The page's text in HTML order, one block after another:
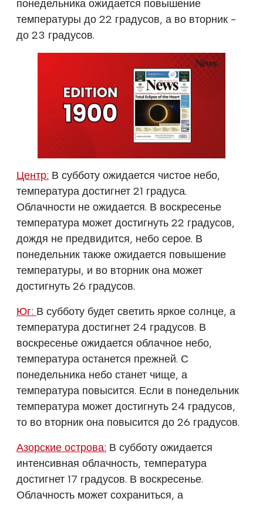
понедельника ожидается повышение
температуры до 22 градусов, а во вторник -
до 23 градусов.
Центр: В субботу ожидается чистое небо,
температура достигнет 21 градуса.
Облачности не ожидается. В воскресенье
температура может достигнуть 22 градусов,
дождя не предвидится, небо серое. В
понедельник также ожидается повышение
температуры, и во вторник она может
достигнуть 26 градусов.
Юг: В субботу будет светить яркое солнце, а
температура достигнет 24 градусов. В
воскресенье ожидается облачное небо,
температура останется прежней. С
понедельника небо станет чище, а
температура повысится. Если в понедельник
температура может достигнуть 24 градусов,
то во вторник она повысится до 26 градусов.
Азорские острова: В субботу ожидается
интенсивная облачность, температура
достигнет 17 градусов. В воскресенье.
Облачность может сохраниться, а